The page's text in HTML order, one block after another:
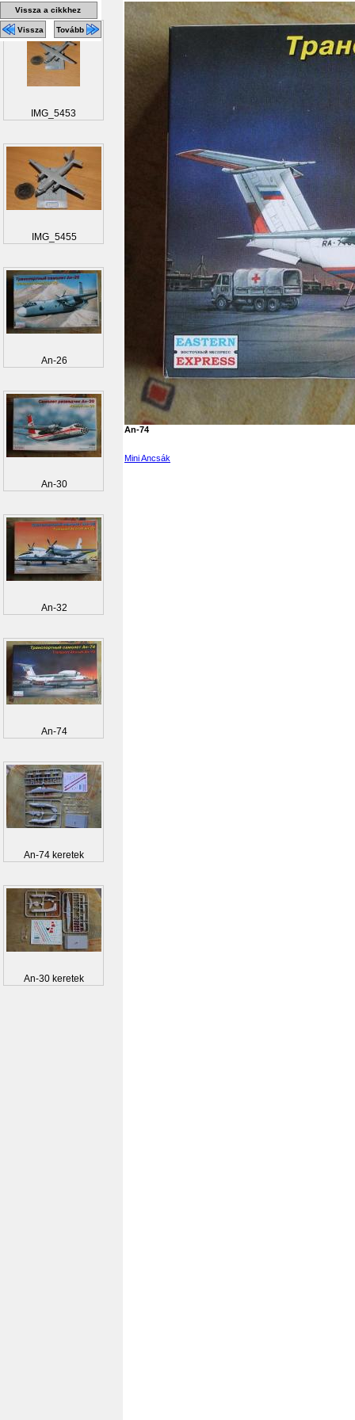
An-74
Mini Ancsák
Vissza a cikkhez
Vissza Tovább
IMG_5453
IMG_5455
An-26
An-30
An-32
An-74
An-74 keretek
An-30 keretek